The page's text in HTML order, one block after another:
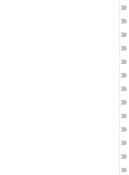
»
»
»
»
»
»
»
»
»
»
»
»
»